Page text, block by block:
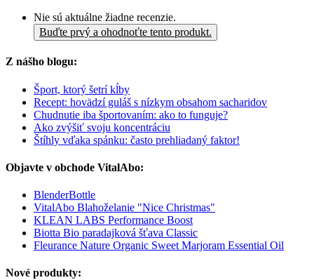
Nie sú aktuálne žiadne recenzie.
Buďte prvý a ohodnoťte tento produkt.
Z nášho blogu:
Šport, ktorý šetrí kĺby
Recept: hovädzí guláš s nízkym obsahom sacharidov
Chudnutie iba športovaním: ako to funguje?
Ako zvýšiť svoju koncentráciu
Štíhly vďaka spánku: často prehliadaný faktor!
Objavte v obchode VitalAbo:
BlenderBottle
VitalAbo Blahoželanie "Nice Christmas"
KLEAN LABS Performance Boost
Biotta Bio paradajková šťava Classic
Fleurance Nature Organic Sweet Marjoram Essential Oil
Nové produkty: